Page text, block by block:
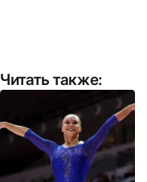
Читать также: